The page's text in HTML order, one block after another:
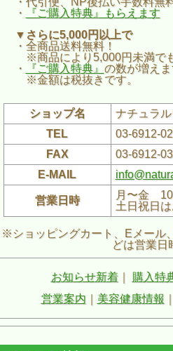
・
『ご購入特典』もらえます
▼さらに5,000円以上で
・全商品送料無料！
※商品により5,000円未満で
・
『ご購入特典』 の数が増えま
※金額は税抜きです。
ショップ名
ナチュラ
TEL
03-6912-
FAX
03-6912-
E-MAIL
営業日時
月〜金
土日祝日
※ショッピングカート、Eメール
どは営業日
お知らせ新着｜ 購入特
営業案内
美容健康情報